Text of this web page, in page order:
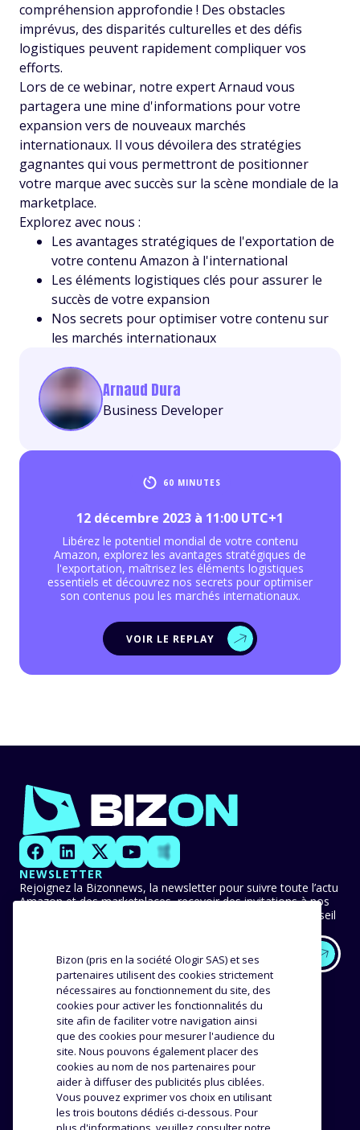
60 MINUTES
12 décembre 2023 à 11:00 UTC+1
Libérez le potentiel mondial de votre contenu
Amazon, explorez les avantages stratégiques de
l'exportation, maîtrisez les éléments logistiques
essentiels et découvrez nos secrets pour optimiser
son contenus pou les marchés internationaux.
VOIR LE REPLAY
compréhension approfondie ! Des obstacles
imprévus, des disparités culturelles et des défis
logistiques peuvent rapidement compliquer vos
efforts.
Lors de ce webinar, notre expert Arnaud vous
partagera une mine d'informations pour votre
expansion vers de nouveaux marchés
internationaux. Il vous dévoilera des stratégies
gagnantes qui vous permettront de positionner
votre marque avec succès sur la scène mondiale de la
marketplace.
Explorez avec nous :
Les avantages stratégiques de l'exportation de
votre contenu Amazon à l'international
Les éléments logistiques clés pour assurer le
succès de votre expansion
Nos secrets pour optimiser votre contenu sur
les marchés internationaux
Arnaud Dura
Business Developer
NEWSLETTER
Rejoignez la Bizonnews, la newsletter pour suivre toute l’actu
Amazon et des marketplaces, recevoir des invitations à nos
événements en avant-première et ne manquer aucun conseil
EXPERTISE
Méthodologie
Distribution
Analyse produit
NOS CLIENTS
Success stories
Avis et témoignages
ENTREPRISE
L’agence
RESSOURCES
Top Brands
Bizon (pris en la société Ologir SAS) et ses
partenaires utilisent des cookies strictement
nécessaires au fonctionnement du site, des
cookies pour activer les fonctionnalités du
site afin de faciliter votre navigation ainsi
que des cookies pour mesurer l'audience du
site. Nous pouvons également placer des
cookies au nom de nos partenaires pour
aider à diffuser des publicités plus ciblées.
Vous pouvez exprimer vos choix en utilisant
les trois boutons dédiés ci-dessous. Pour